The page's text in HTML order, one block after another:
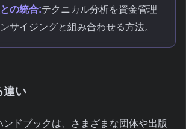
の統合:テクニカル分析を資金管理
サイジングと組み合わせる方法。
違い
ンドブックは、さまざまな団体や出版